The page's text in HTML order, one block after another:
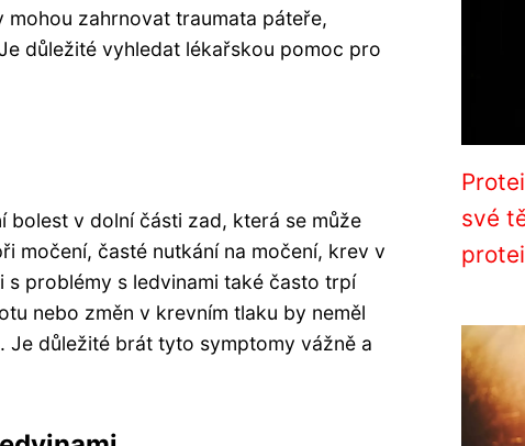
mohou zahrnovat traumata páteře,
důležité vyhledat lékařskou pomoc pro
bolest v dolní části zad, která se může
močení, časté nutkání na močení, krev v
problémy s ledvinami také často trpí
nebo změn v krevním tlaku by neměl
Je důležité brát tyto symptomy vážně a
své